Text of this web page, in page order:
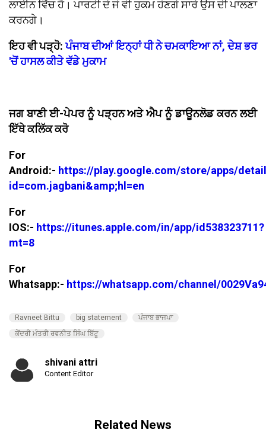
ਲਾਈਨ ਵਿੱਚ ਹੈ। ਪਾਰਟੀ ਦੇ ਜੋ ਵੀ ਹੁਕਮ ਹੋਣਗੇ ਸਾਰੇ ਉਸ ਦੀ ਪਾਲਣਾ
ਕਰਨਗੇ।
ਇਹ ਵੀ ਪੜ੍ਹੋ:ਪੰਜਾਬ ਦੀਆਂ ਇਨ੍ਹਾਂ ਧੀ ਨੇ ਚਮਕਾਇਆ ਨਾਂ, ਦੇਸ਼ ਭਰ
'ਚੋਂ ਹਾਸਲ ਕੀਤੇ ਵੱਡੇ ਮੁਕਾਮ
ਜਗ ਬਾਣੀ ਈ-ਪੇਪਰ ਨੂੰ ਪੜ੍ਹਨ ਅਤੇ ਐਪ ਨੂੰ ਡਾਊਨਲੋਡ ਕਰਨ ਲਈ
ਇੱਥੇ ਕਲਿੱਕ ਕਰੋ
For
Android:- https://play.google.com/store/apps/
id=com.jagbani&amp;hl=en
For
IOS:- https://itunes.apple.com/in/app/id538323711?
mt=8
For
Whatsapp:- https://whatsapp.com/channel/
Ravneet Bittu big statement
ਪੰਜਾਬ ਭਾਜਪਾ
ਕੇਂਦਰੀ ਮੰਤਰੀ ਰਵਨੀਤ ਸਿੰਘ ਬਿੱਟੂ
shivani attri
Content Editor
Related News